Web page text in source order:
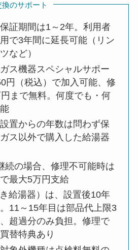
のサポート
証期間は1～2年。利用者
で3年間に延長可能（リン
など）
ス機器スペシャルサポー
円（税込）で加入可能、修
まで無料。何度でも・何
置からの年数は問わず保
ス以外で購入した給湯器
続の場合、修理不可能時は
最大5万円支給
給湯器）は、設置後10年
11～15年目は部品代上限3
超過分のみ負担。修理で
替特典あり